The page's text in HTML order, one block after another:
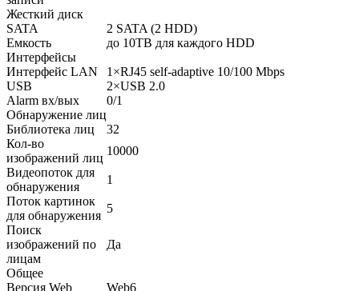
Жесткий диск
SATA
2 SATA (2 HDD)
Емкость
до 10TB для каждого HDD
Интерфейсы
Интерфейс LAN
1×RJ45 self-adaptive 10/100 Mbps
USB
2×USB 2.0
Alarm вх/вых
0/1
Обнаружение лиц
Библиотека лиц
32
Кол-во
изображений лиц
10000
Видеопоток для
обнаружения
1
Поток картинок
для обнаружения
5
Поиск
изображений по
лицам
Да
Общее
Версия Web
Web6